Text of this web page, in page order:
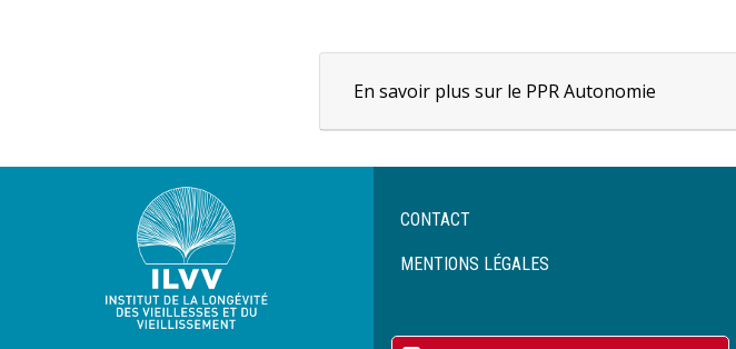
En savoir plus sur le PPR Autonomie
Menu
de
CONTACT
MENTIONS LÉGALES